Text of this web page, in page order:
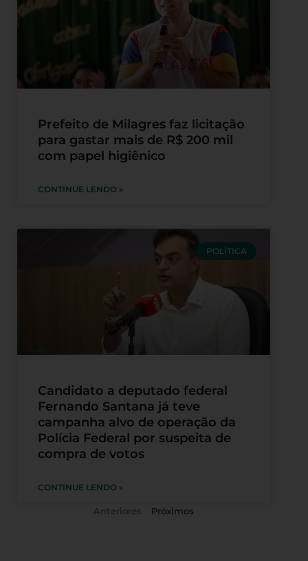
Prefeito de Milagres faz licitação
para gastar mais de R$ 200 mil
com papel higiênico
CONTINUE LENDO »
POLÍTICA
Candidato a deputado federal
Fernando Santana já teve
campanha alvo de operação da
Polícia Federal por suspeita de
compra de votos
CONTINUE LENDO »
Anteriores Próximos